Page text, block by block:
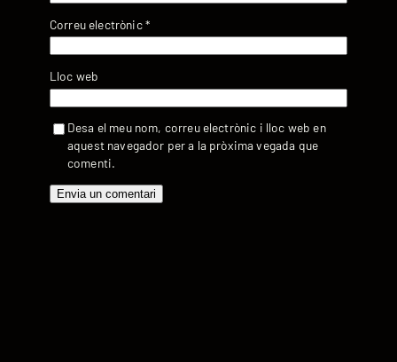
Correu electrònic*
Lloc web
Desa el meu nom, correu electrònic i lloc web en
aquest navegador per a la pròxima vegada que
comenti.